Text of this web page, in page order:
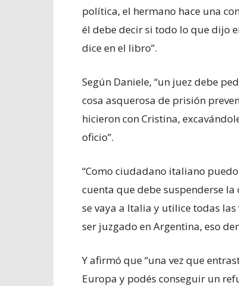
política, el hermano hace una
él debe decir si todo lo que dijo
dice en el libro”.
Según Daniele, “un juez debe
cosa asquerosa de prisión
hicieron con Cristina,
oficio”.
“Como ciudadano italiano
cuenta que debe suspenderse
se vaya a Italia y utilice todas
ser juzgado en Argentina, eso
Y afirmó que “una vez que
Europa y podés conseguir un